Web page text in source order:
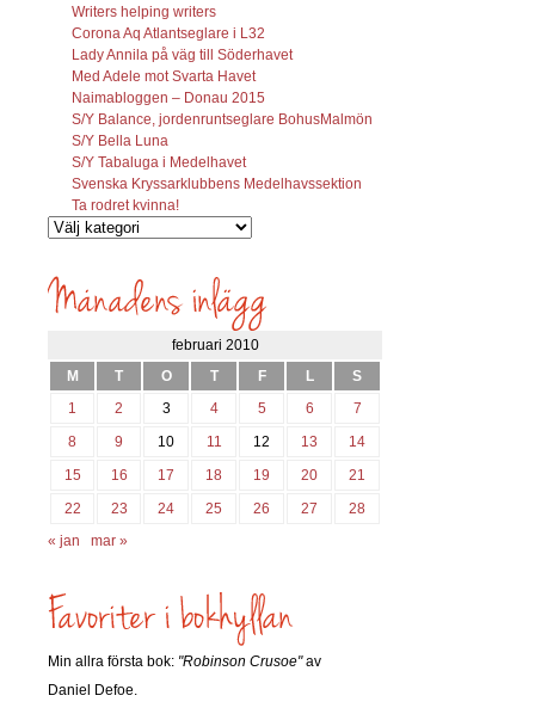
Writers helping writers
Corona Aq Atlantseglare i L32
Lady Annila på väg till Söderhavet
Med Adele mot Svarta Havet
Naimabloggen – Donau 2015
S/Y Balance, jordenruntseglare BohusMalmön
S/Y Bella Luna
S/Y Tabaluga i Medelhavet
Svenska Kryssarklubbens Medelhavssektion
Ta rodret kvinna!
Vilka
söks?
februari 2010
M
T O T F L
S
1
2 3 4 5 6
7
8
9 10 11 12 13
14
15
16 17 18 19 20
21
22
23 24 25 26 27
28
« jan
mar »
Min allra första bok: "Robinson Crusoe"av
Daniel Defoe.